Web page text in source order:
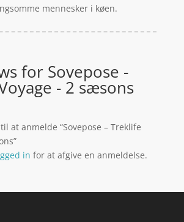
mennesker i køen.
for Sovepose -
- 2 sæsons
at anmelde “Sovepose – Treklife
in for at afgive en anmeldelse.